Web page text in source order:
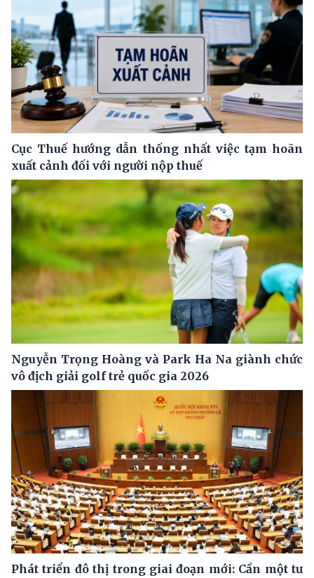
Cục Thuế hướng dẫn thống nhất việc tạm hoãn
xuất cảnh đối với người nộp thuế
Nguyễn Trọng Hoàng và Park Ha Na giành chức
vô địch giải golf trẻ quốc gia 2026
Phát triển đô thị trong giai đoạn mới: Cần một tư